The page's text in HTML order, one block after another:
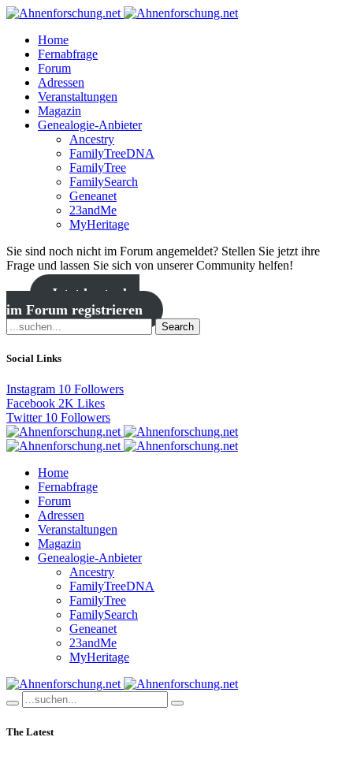
Home
Fernabfrage
Forum
Adressen
Veranstaltungen
Magazin
Genealogie-Anbieter
Ancestry
FamilyTreeDNA
FamilyTree
FamilySearch
Geneanet
23andMe
MyHeritage
Sie sind noch nicht im Forum angemeldet? Stellen Sie jetzt ihre
Frage und lassen Sie sich von unserer Community helfen!
Jetzt kostenlos
im Forum registrieren
Search
Social Links
Instagram 10 Followers
Facebook 2K Likes
Twitter 10 Followers
Home
Fernabfrage
Forum
Adressen
Veranstaltungen
Magazin
Genealogie-Anbieter
Ancestry
FamilyTreeDNA
FamilyTree
FamilySearch
Geneanet
23andMe
MyHeritage
The Latest